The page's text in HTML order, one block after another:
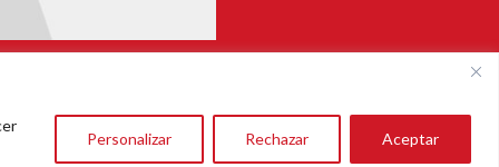
Personalizar Rechazar Aceptar